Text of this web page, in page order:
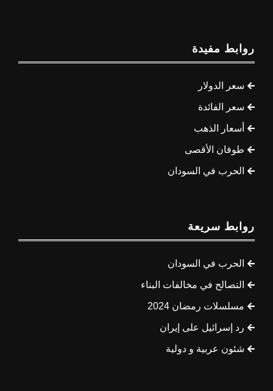
روابط مفيدة
سعر الدولار
سعر الفائدة
أسعار الذهب
طوفان الأقصى
الحرب في السودان
روابط سريعة
الحرب في السودان
التصالح في مخالفات البناء
مسلسلات رمضان 2024
رد إسرائيل على إيران
شئون عربية و دولية